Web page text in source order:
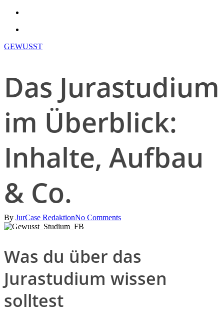
GEWUSST
Das Jurastudium
im Überblick:
Inhalte, Aufbau
& Co.
By JurCase RedaktionNo Comments
Was du über das
Jurastudium wissen
solltest